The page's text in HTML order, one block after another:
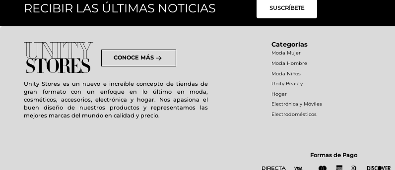
RECIBIR LAS ÚLTIMAS NOTICIAS SUSCRÍBETE
CONOCE MÁS
Unity Stores es un nuevo e increíble concepto de tiendas de
gran formato con un enfoque en lo último en moda,
cosméticos, accesorios, electrónica y hogar. Nos apasiona el
buen diseño de nuestros productos y representamos las
mejores marcas del mundo en calidad y precio.
Categorías
Moda Mujer
Moda Hombre
Moda Niños
Unity Beauty
Hogar
Electrónica y Móviles
Electrodomésticos
Formas de Pago